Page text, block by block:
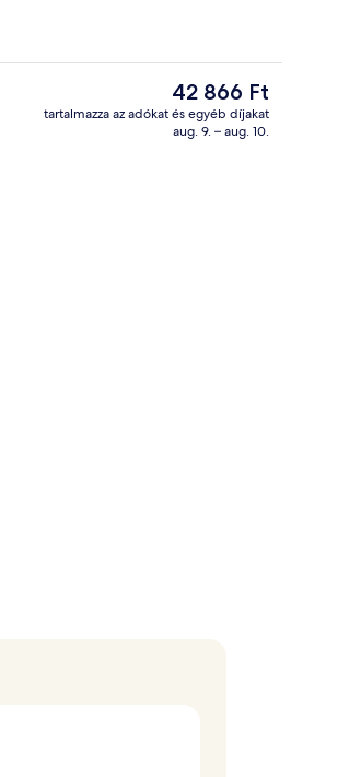
A
jelenlegi
ár
42 866 Ft
tartalmazza az adókat és egyéb díjakat
aug. 9. – aug. 10.